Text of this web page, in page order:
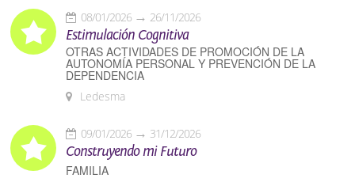
08/01/2026 26/11/2026
Estimulación Cognitiva
OTRAS ACTIVIDADES DE PROMOCIÓN DE LA
AUTONOMÍA PERSONAL Y PREVENCIÓN DE LA
DEPENDENCIA
Ledesma
09/01/2026 31/12/2026
Construyendo mi Futuro
FAMILIA